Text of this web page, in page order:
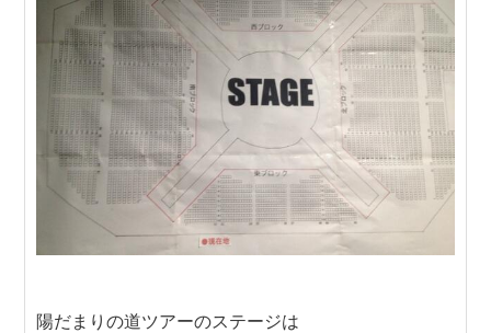
陽だまりの道ツアーのステージは